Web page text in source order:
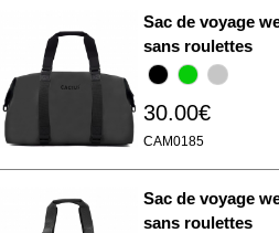
Sac de voyage
sans roulettes
30.00€
CAM0185
Sac de voyage
sans roulettes